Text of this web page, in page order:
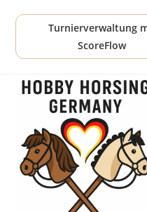
Inhalt
Turnierverwaltung
ScoreFlow